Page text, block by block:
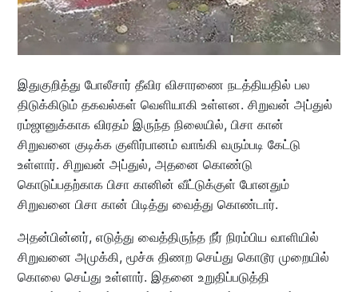
இதுகுறித்து போலீசார் தீவிர விசாரணை நடத்தியதில் பல
திடுக்கிடும் தகவல்கள் வெளியாகி உள்ளன. சிறுவன் அப்துல்
ரம்ஜானுக்காக விரதம் இருந்த நிலையில், பிசா கான்
சிறுவனை குடிக்க குளிர்பானம் வாங்கி வரும்படி கேட்டு
உள்ளார். சிறுவன் அப்துல், அதனை கொண்டு
கொடுப்பதற்காக பிசா கானின் வீட்டுக்குள் போனதும்
சிறுவனை பிசா கான் பிடித்து வைத்து கொண்டார்.
அதன்பின்னர், எடுத்து வைத்திருந்த நீர் நிரம்பிய வாளியில்
சிறுவனை அமுக்கி, மூச்சு திணற செய்து கொடூர முறையில்
கொலை செய்து உள்ளார். இதனை உறுதிப்படுத்தி